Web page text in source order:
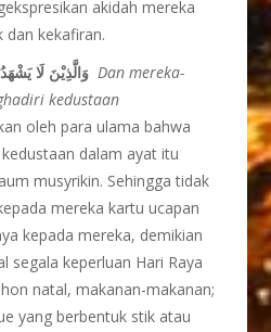
akidah mereka
dan kekafiran.
Dan mereka-
kedustaan
oleh para ulama bahwa
dalam ayat itu
musyrikin. Sehingga tidak
mereka kartu ucapan
kepada mereka, demikian
segala keperluan Hari Raya
natal, makanan-makanan;
yang berbentuk stik atau